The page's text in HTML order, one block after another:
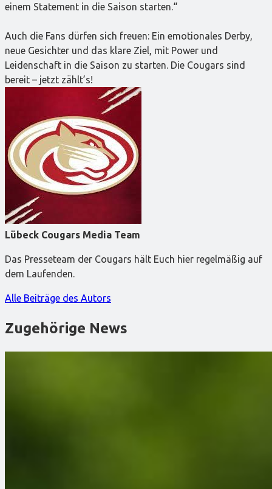
einem Statement in die Saison starten.“
Auch die Fans dürfen sich freuen: Ein emotionales Derby,
neue Gesichter und das klare Ziel, mit Power und
Leidenschaft in die Saison zu starten. Die Cougars sind
bereit – jetzt zählt’s!
Lübeck Cougars Media Team
Das Presseteam der Cougars hält Euch hier regelmäßig auf
dem Laufenden.
Alle Beiträge des Autors
Zugehörige News